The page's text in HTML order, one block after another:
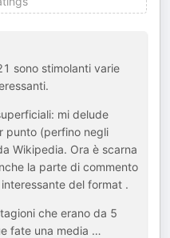
sono stimolanti varie
mi delude
punto (perfino negli
Wikipedia. Ora è scarna
la parte di commento
del format .
che erano da 5
fate una media …